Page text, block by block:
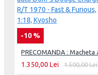
-10 %
1.350,00 Lei 1.500,00 Lei